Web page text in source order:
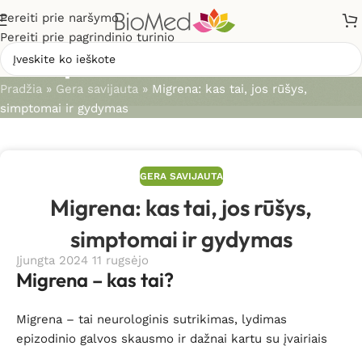
Pereiti prie naršymo
Pereiti prie pagrindinio turinio
Straipsniai
Pradžia » Gera savijauta » Migrena: kas tai, jos rūšys,
simptomai ir gydymas
GERA SAVIJAUTA
Migrena: kas tai, jos rūšys,
simptomai ir gydymas
Įjungta 2024 11 rugsėjo
Migrena – kas tai?
Migrena – tai neurologinis sutrikimas, lydimas
epizodinio galvos skausmo ir dažnai kartu su įvairiais